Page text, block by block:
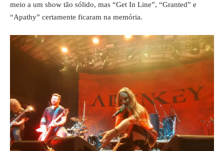
meio a um show tão sólido, mas “Get In Line”, “Granted” e
“Apathy” certamente ficaram na memória.